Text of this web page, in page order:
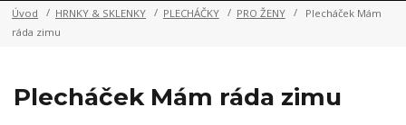
Úvod HRNKY & SKLENKY PLECHÁČKY PRO ŽENY
Plecháček Mám
ráda zimu
Plecháček Mám ráda zimu